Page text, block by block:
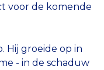
voor de komende
Hij groeide op in
- in de schaduw